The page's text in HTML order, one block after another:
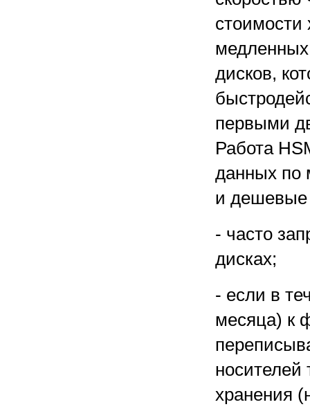
стоимости
дисков,
первыми
Работа
данных по
и дешевые
- часто
дисках;
- если в
месяца) к
носителей
хранения